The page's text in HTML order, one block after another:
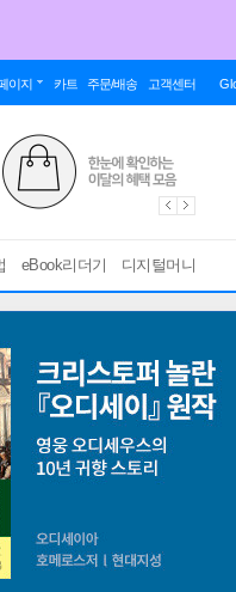
이지 카트 주문/배송 고객센터
eBook리더기 디지털머니
마음 처방